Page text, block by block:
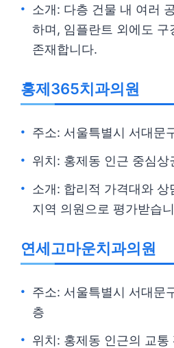
소개: 다층 건물 내 여러
하며, 임플란트 외에도 구
존재합니다.
홍제365치과의원
주소: 서울특별시 서대문
위치: 홍제동 인근 중심상
소개: 합리적 가격대와 상
지역 의원으로 평가받습
연세고마운치과의원
주소: 서울특별시 서대문
층
위치: 홍제동 인근의 교통